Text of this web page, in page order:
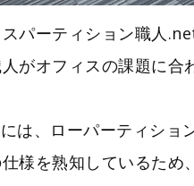
パーティション職人
がオフィスの課題に合
は、ローパーティショ
様を熟知しているため